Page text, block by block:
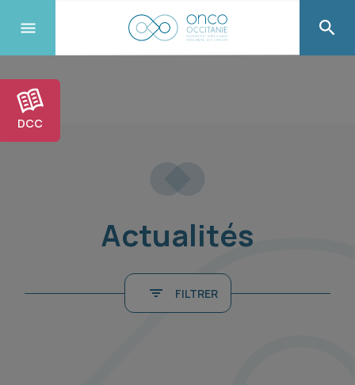
DCC
Actualités
FILTRER